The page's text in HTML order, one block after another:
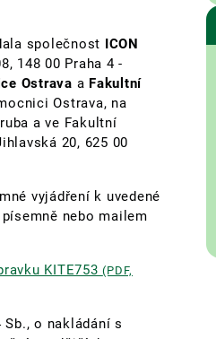
společnost ICON
148 00 Praha 4 -
Ostrava a Fakultní
Ostrava, na
a ve Fakultní
20, 625 00
vyjádření k uvedené
nebo mailem
KITE753(PDF,
o nakládání s